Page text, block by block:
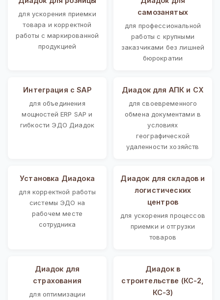
для ускорения приемки
товара и корректной
работы с маркированной
продукцией
самозанятых
для профессиональной
работы с крупными
заказчиками без лишней
бюрократии
Интеграция с SAP
для объединения
мощностей ERP SAP и
гибкости ЭДО Диадок
Диадок для АПК и СХ
для своевременного
обмена документами в
условиях
географической
удаленности хозяйств
Установка Диадока
для корректной работы
системы ЭДО на
рабочем месте
сотрудника
Диадок для складов и
логистических
центров
для ускорения процессов
приемки и отгрузки
товаров
Диадок для
страхования
для оптимизации
Диадок в
строительстве (КС-2,
КС-3)